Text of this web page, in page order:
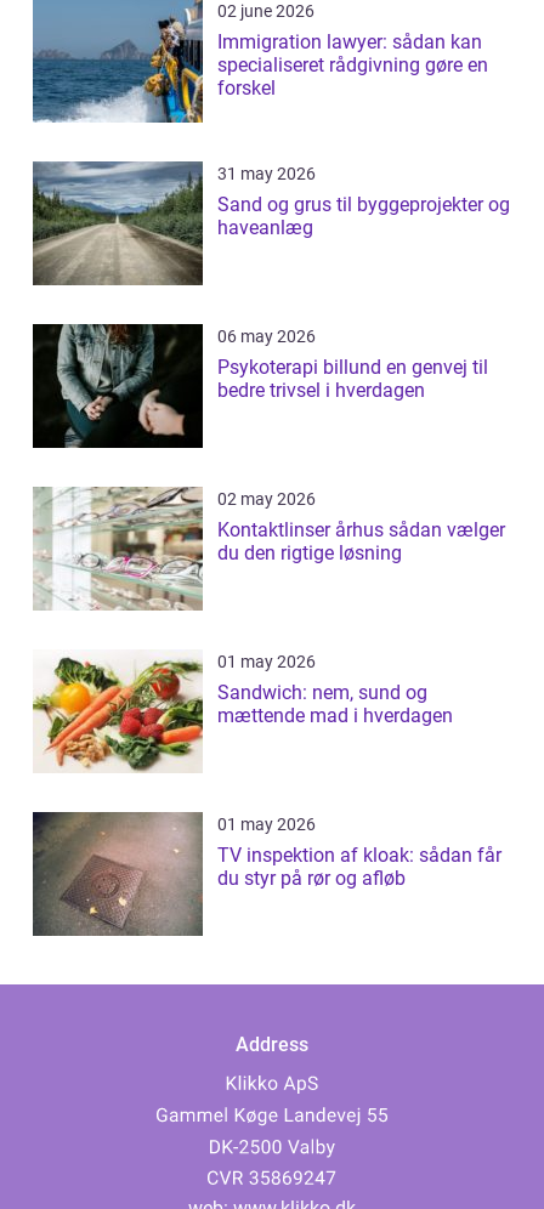
02 june 2026
Immigration lawyer: sådan kan
specialiseret rådgivning gøre en
forskel
31 may 2026
Sand og grus til byggeprojekter og
haveanlæg
06 may 2026
Psykoterapi billund en genvej til
bedre trivsel i hverdagen
02 may 2026
Kontaktlinser århus sådan vælger
du den rigtige løsning
01 may 2026
Sandwich: nem, sund og
mættende mad i hverdagen
01 may 2026
TV inspektion af kloak: sådan får
du styr på rør og afløb
Address